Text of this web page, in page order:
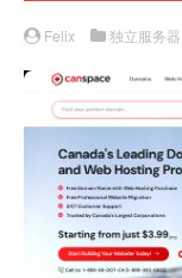
Felix 独立服务器